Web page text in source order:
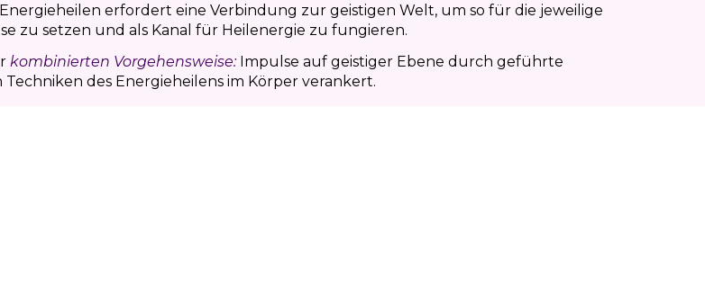
erfordert eine Verbindung zur geistigen Welt, um so für die jeweilige
zu setzen und als Kanal für Heilenergie zu fungieren.
kombinierten Vorgehensweise:Impulse auf geistiger Ebene durch geführte
des Energieheilens im Körper verankert.